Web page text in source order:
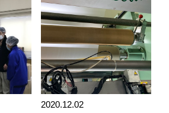
2020.12.02